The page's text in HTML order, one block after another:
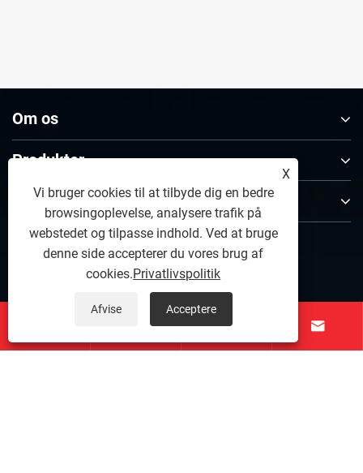
Om os
Produkter
Kontakt os
FØLG OS
Copyright © 2026 SuZhou Kolymo Precison Machinery
 
X
Vi bruger cookies til at tilbyde dig en bedre
browsingoplevelse, analysere trafik på
webstedet og tilpasse indhold. Ved at bruge
denne side accepterer du vores brug af
cookies.Privatlivspolitik
Afvise Acceptere